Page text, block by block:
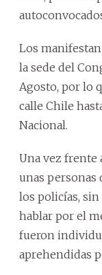
Los
la sede del
Agosto, por lo
calle Chile
Nacional.
Una vez frente
unas personas
los policías, sin
hablar por el
fueron
aprehendidas